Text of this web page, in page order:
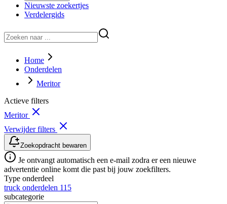
Nieuwste zoekertjes
Verdelergids
Home
Onderdelen
Meritor
Actieve filters
Meritor
Verwijder filters
Zoekopdracht bewaren
Je ontvangt automatisch een e-mail zodra er een nieuwe
advertentie online komt die past bij jouw zoekfilters.
Type onderdeel
truck onderdelen 115
subcategorie